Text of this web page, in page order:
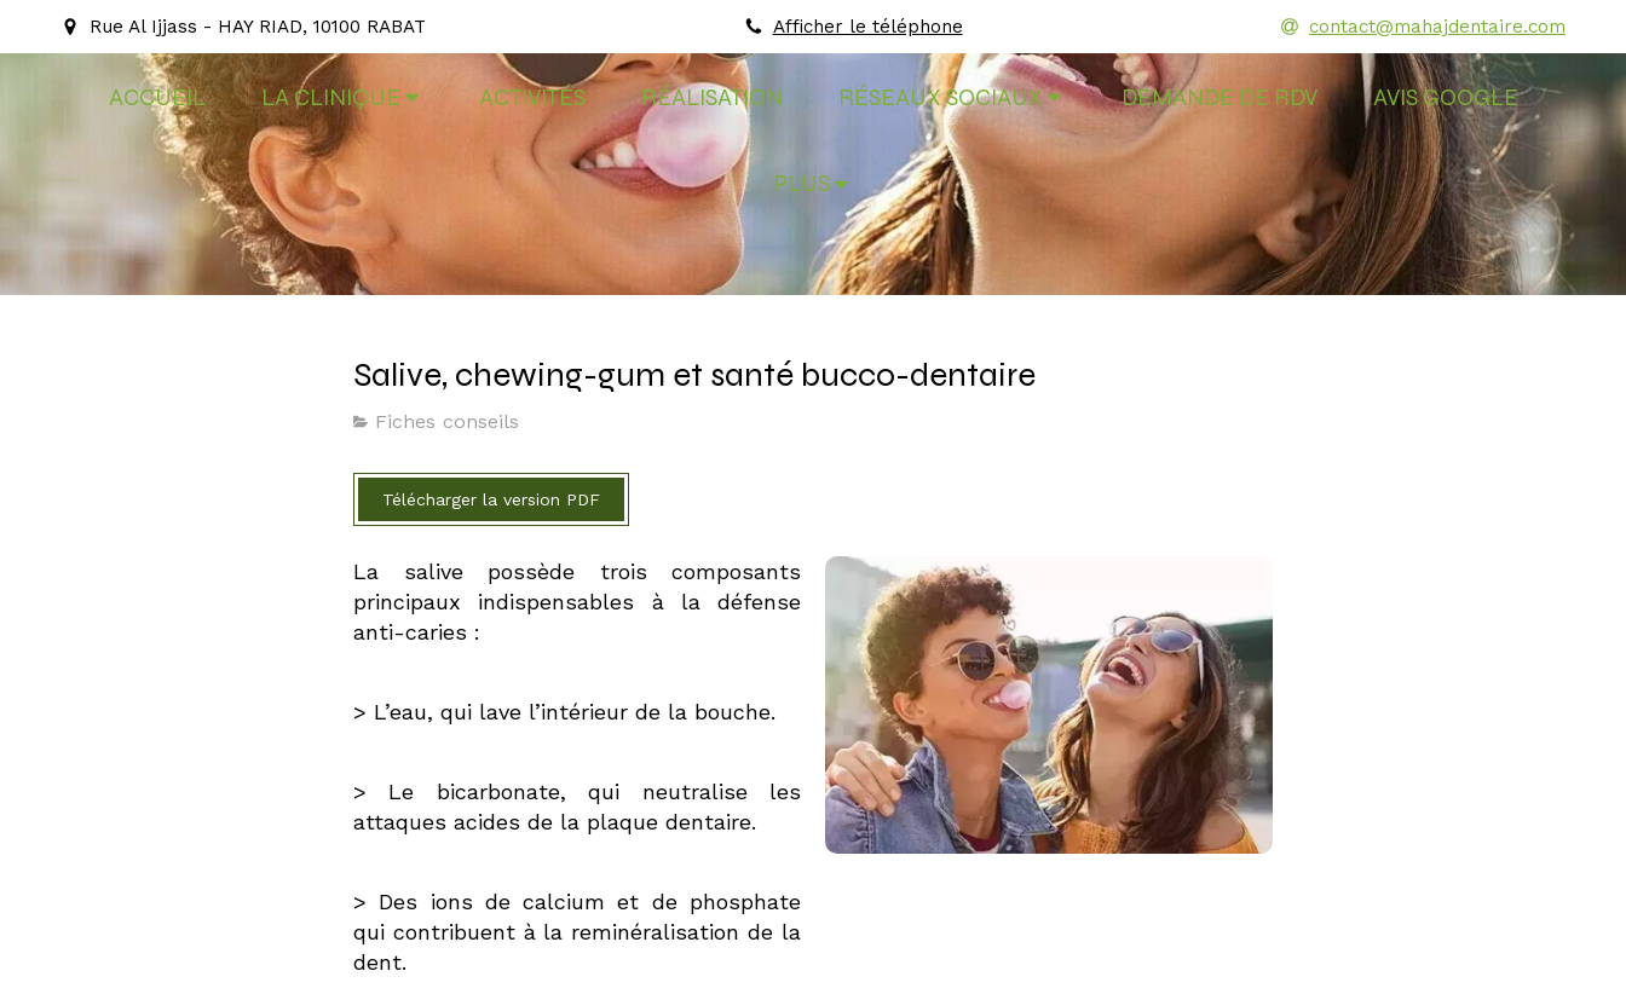
Rue Al Ijjass - HAY RIAD, 10100 RABAT Afficher le téléphone contact@mahajdentaire.com
ACCUEIL LA CLINIQUE ACTIVITÉS RÉALISATION RÉSEAUX SOCIAUX DEMANDE DE RDV AVIS GOOGLE
PLUS
Salive, chewing-gum et santé bucco-dentaire
Fiches conseils
Télécharger la version PDF
La salive possède trois composants
principaux indispensables à la défense
anti-caries :
> L’eau, qui lave l’intérieur de la bouche.
> Le bicarbonate, qui neutralise les
attaques acides de la plaque dentaire.
> Des ions de calcium et de phosphate
qui contribuent à la reminéralisation de la
dent.